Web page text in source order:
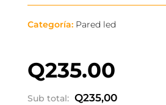
Categoría: Pared led
Q235.00
Sub total: Q235,00